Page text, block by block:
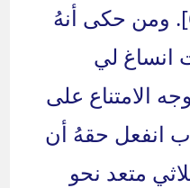
لِلشَّارِبِينَ” [النحل:66]. ومن حكى أنهُ
انساغ لي
الامتناع على
انفعل حقهُ أن
متعد نحو